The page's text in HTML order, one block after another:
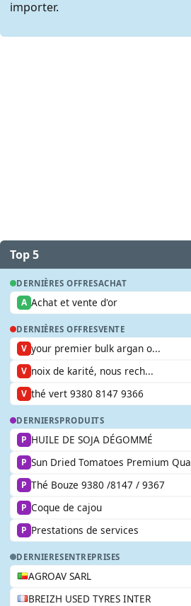
importer.
Top 5
DERNIÈRES OFFRESACHAT
A Achat et vente d'or
DERNIÈRES OFFRESVENTE
V your premier bulk argan o...
V noix de karité, nous rech...
V thé vert 9380 8147 9366
DERNIERSPRODUITS
P HUILE DE SOJA DÉGOMMÉ
P Sun Dried Tomatoes Premium Qua
P Thé Bouze 9380 /8147 / 9367
P Coque de cajou
P Prestations de services
DERNIERESENTREPRISES
AGROAV SARL
BREIZH USED TYRES INTER